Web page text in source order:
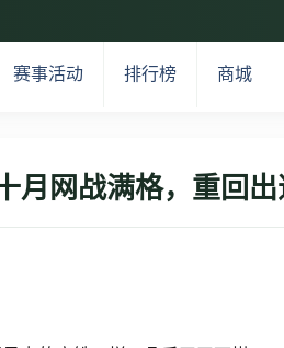
赛事活动 排行榜 商城
月网战满格，重回